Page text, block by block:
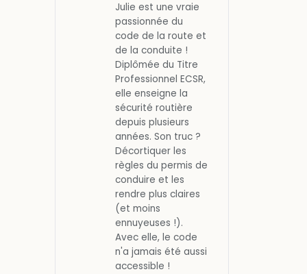
Julie est une vraie
passionnée du
code de la route et
de la conduite !
Diplômée du Titre
Professionnel ECSR,
elle enseigne la
sécurité routière
depuis plusieurs
années. Son truc ?
Décortiquer les
règles du permis de
conduire et les
rendre plus claires
(et moins
ennuyeuses !).
Avec elle, le code
n'a jamais été aussi
accessible !